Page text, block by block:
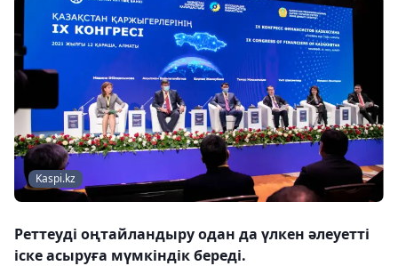
Kaspi.kz
Реттеуді оңтайландыру одан да үлкен әлеуетті
іске асыруға мүмкіндік береді.